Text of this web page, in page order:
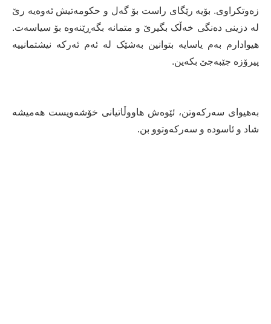
زەوتکراوی. بۆیە رێگای راست بۆ گەل و حکومەتیش ئەوەیە رێ
له‌ دزینی ده‌نگی خه‌ڵک بگیرێ و متمانە بگەڕێنەوە بۆ سیاسەت.
هیوادارم به‌م یاسایه‌ بتوانین بەشێک لە ئه‌م ئه‌رکه‌ نیشتمانییه‌
پیرۆزە‌ جێبه‌جێ بکه‌ین.
بەھیوای سەرکەوتن، ئێوەش ھاووڵاتیانی خۆشەویست ھەمیشە
شاد و ئاسودە و سەرکەوتوو بن.